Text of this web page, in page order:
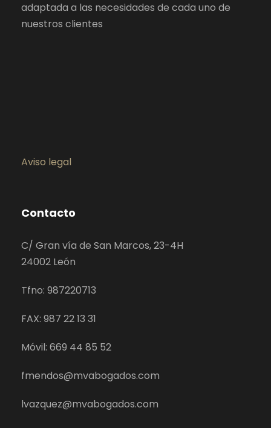
adaptada a las necesidades de cada uno de
nuestros clientes
Aviso legal
Contacto
C/ Gran vía de San Marcos, 23-4H
24002 León
Tfno: 987220713
FAX: 987 22 13 31
Móvil: 669 44 85 52
fmendos@mvabogados.com
lvazquez@mvabogados.com